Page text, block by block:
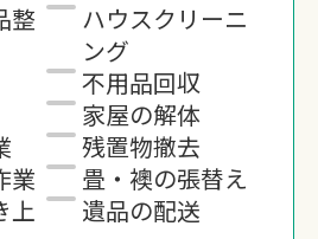
整
ハウスクリーニ
ング
不用品回収
家屋の解体
残置物撤去
業
畳・襖の張替え
上
遺品の配送